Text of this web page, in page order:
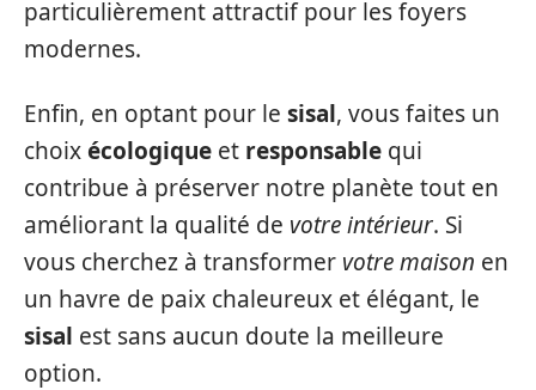
particulièrement attractif pour les foyers
modernes.
Enfin, en optant pour le sisal, vous faites un
choixécologique et responsable qui
contribue à préserver notre planète tout en
améliorant la qualité de votre intérieur. Si
vous cherchez à transformer votre maison en
un havre de paix chaleureux et élégant, le
sisal est sans aucun doute la meilleure
option.